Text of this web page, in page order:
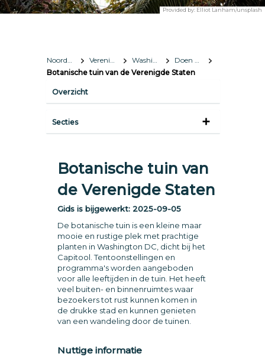
Provided by: Elliot Lanham/unsplash
Noord-Amerika Verenigde Staten Washington, D.C.
Doen & zien
Botanische tuin van de Verenigde Staten
Overzicht
Secties
Botanische tuin van
de Verenigde Staten
Gids is bijgewerkt: 2025-09-05
De botanische tuin is een kleine maar
mooie en rustige plek met prachtige
planten in Washington DC, dicht bij het
Capitool. Tentoonstellingen en
programma's worden aangeboden
voor alle leeftijden in de tuin. Het heeft
veel buiten- en binnenruimtes waar
bezoekers tot rust kunnen komen in
de drukke stad en kunnen genieten
van een wandeling door de tuinen.
Nuttige informatie